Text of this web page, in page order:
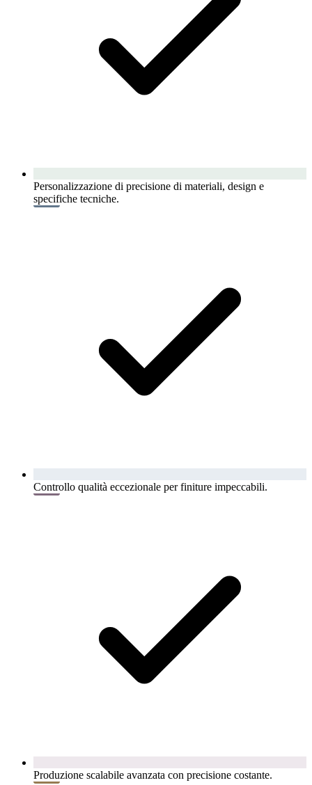
Personalizzazione di precisione di materiali, design e
specifiche tecniche.
Controllo qualità eccezionale per finiture impeccabili.
Produzione scalabile avanzata con precisione costante.